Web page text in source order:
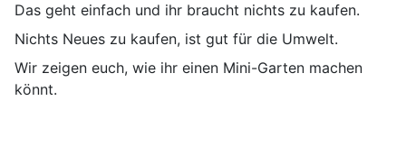
Das geht einfach und ihr braucht nichts zu kaufen.
Nichts Neues zu kaufen, ist gut für die Umwelt.
Wir zeigen euch, wie ihr einen Mini-Garten machen
könnt.